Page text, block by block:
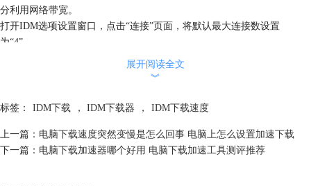
分利用网络带宽。
打开IDM选项设置窗口，点击“连接”页面，将默认最大连接数设置
为“4”。
展开阅读全文
︾
标签： IDM下载 ， IDM下载器 ， IDM下载速度
上一篇： 电脑下载速度突然变慢是怎么回事 电脑上怎么设置加速下载
下一篇： 电脑下载加速器哪个好用 电脑下载加速工具测评推荐